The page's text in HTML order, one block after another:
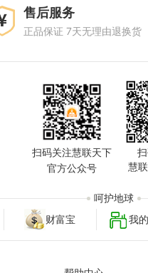
售后服务
正品保证 7天无理由退换货
扫码关注慧联天下
官方公众号
慧
财富宝 我
呵护地球